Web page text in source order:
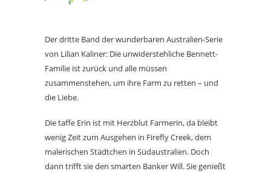
Der dritte Band der wunderbaren Australien-Serie
von Lilian Kaliner: Die unwiderstehliche Bennett-
Familie ist zurück und alle müssen
zusammenstehen, um ihre Farm zu retten – und
die Liebe.
Die taffe Erin ist mit Herzblut Farmerin, da bleibt
wenig Zeit zum Ausgehen in Firefly Creek, dem
malerischen Städtchen in Südaustralien. Doch
dann trifft sie den smarten Banker Will. Sie genießt